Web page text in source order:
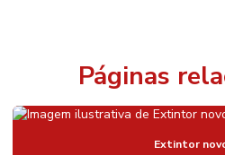
Páginas
Extintor